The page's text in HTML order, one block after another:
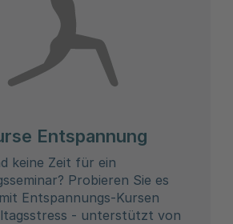
Entspannung
keine Zeit für ein
Probieren Sie es
Entspannungs-Kursen
- unterstützt von